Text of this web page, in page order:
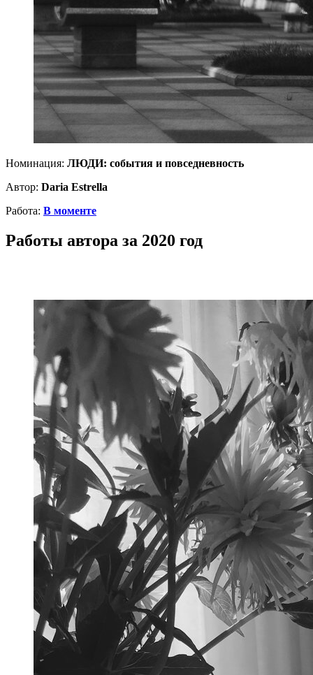
Номинация: ЛЮДИ: события и повседневность
Автор: Daria Estrella
Работа: В моменте
Работы автора за 2020 год